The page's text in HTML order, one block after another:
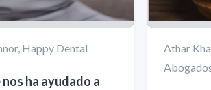
Happy Dental
nos ha ayudado a
Athar